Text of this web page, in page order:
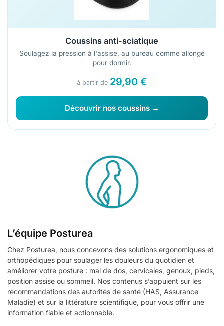
Coussins anti-sciatique
Soulagez la pression à l'assise, au bureau comme allongé
pour dormir.
à partir de 29,90 €
Découvrir nos coussins →
L’équipe Posturea
Chez Posturea, nous concevons des solutions ergonomiques et
orthopédiques pour soulager les douleurs du quotidien et
améliorer votre posture : mal de dos, cervicales, genoux, pieds,
position assise ou sommeil. Nos contenus s’appuient sur les
recommandations des autorités de santé (HAS, Assurance
Maladie) et sur la littérature scientifique, pour vous offrir une
information fiable et actionnable.